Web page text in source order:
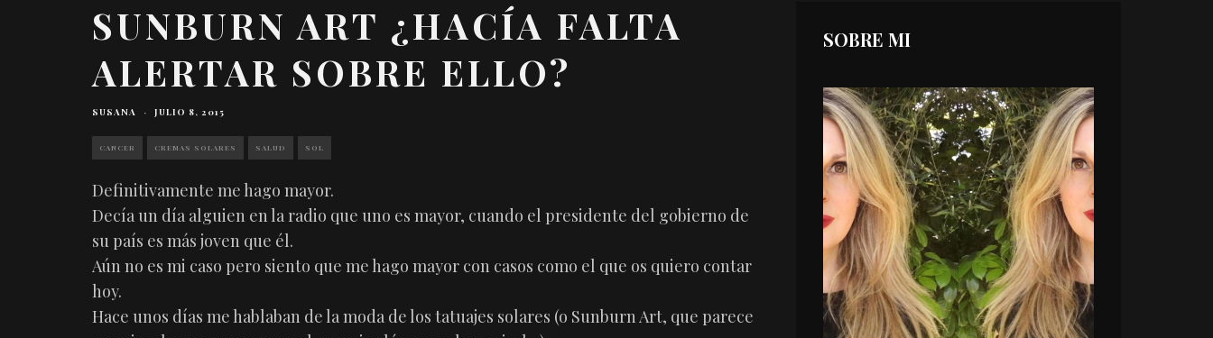
SUNBURN ART ¿HACÍA FALTA
ALERTAR SOBRE ELLO?
SUSANA · JULIO 8, 2015
CANCER CREMAS SOLARES SALUD SOL
Definitivamente me hago mayor.
Decía un día alguien en la radio que uno es mayor, cuando el presidente del gobierno de
su país es más joven que él.
Aún no es mi caso pero siento que me hago mayor con casos como el que os quiero contar
hoy.
Hace unos días me hablaban de la moda de los tatuajes solares (o Sunburn Art, que parece
SOBRE MI